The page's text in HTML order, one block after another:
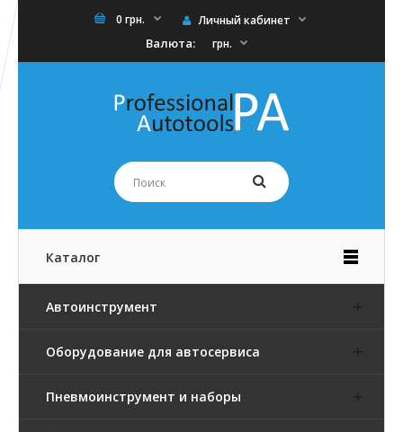
0 грн. Личный кабинет
Валюта: грн.
Каталог
Автоинструмент
Оборудование для автосервиса
Пневмоинструмент и наборы